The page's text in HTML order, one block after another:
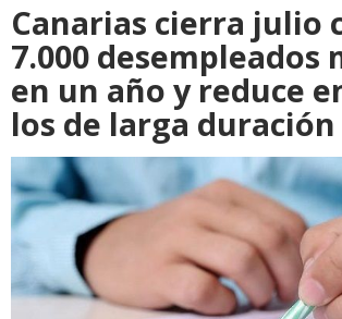
Canarias cierra julio
7.000 desempleados
en un año y reduce
los de larga duración